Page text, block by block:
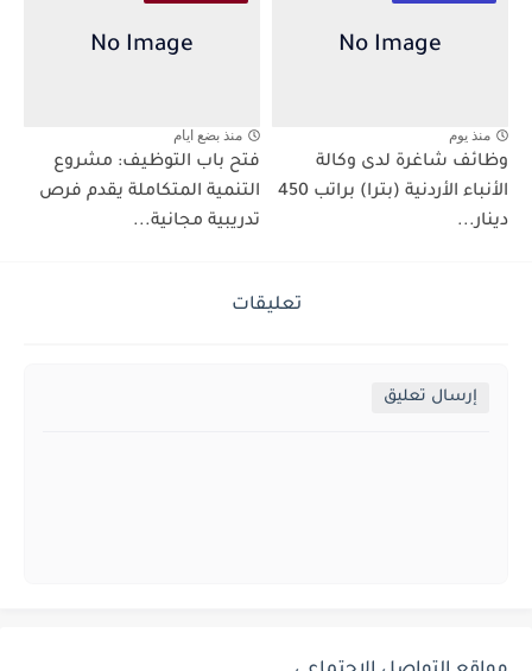
منذ يوم
وظائف شاغرة لدى وكالة
الأنباء الأردنية (بترا) براتب 450
دينار...
منذ بضع ايام
فتح باب التوظيف: مشروع
التنمية المتكاملة يقدم فرص
تدريبية مجانية...
تعليقات
إرسال تعليق